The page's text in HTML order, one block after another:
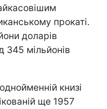
прокаті.
доларів
345 мільйонів
книзі
ще 1957